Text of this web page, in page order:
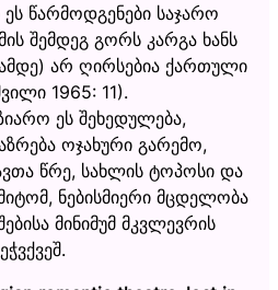
წარმოდგენები საჯარო
შემდეგ გორს კარგა ხანს
არ ღირსებია ქართული
1965: 11).
ეს შეხედულება,
ოჯახური გარემო,
წრე, სახლის ტოპოსი და
ნებისმიერი მცდელობა
მინიმუმ მკვლევრის